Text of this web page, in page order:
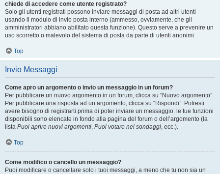
chiede di accedere come utente registrato?
Solo gli utenti registrati possono inviare messaggi di posta ad altri utenti
usando il modulo di invio posta interno (ammesso, ovviamente, che gli
amministratori abbiano abilitato questa funzione). Questo serve a prevenire un
uso scorretto o malevolo del sistema di posta da parte di utenti anonimi.
Top
Invio Messaggi
Come apro un argomento o invio un messaggio in un forum?
Per pubblicare un nuovo argomento in un forum, clicca su “Nuovo argomento”.
Per pubblicare una risposta ad un argomento, clicca su “Rispondi”. Potresti
avere bisogno di registrarti prima di poter inviare un messaggio: le tue funzioni
disponibili sono elencate in fondo alla pagina del forum o dell’argomento (la
lista Puoi aprire nuovi argomenti, Puoi votare nei sondaggi, ecc.).
Top
Come modifico o cancello un messaggio?
Puoi modificare o cancellare solo i tuoi messaggi, a meno che tu non sia un